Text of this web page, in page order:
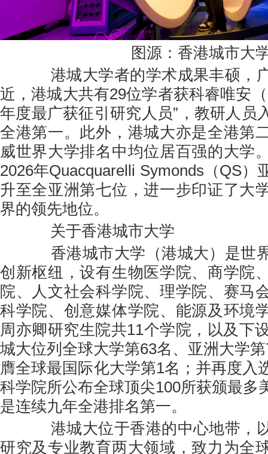
图源：香港城市大
港城大学者的学术成果丰硕，
近，港城大共有29位学者获科睿唯安
年度最广获征引研究人员”，教研人员
全港第一。此外，港城大亦是全港第
威世界大学排名中均位居百强的大学
2026年Quacquarelli Symonds（QS）
升至全亚洲第七位，进一步印证了大
界的领先地位。
关于香港城市大学
香港城市大学（港城大）是世
创新枢纽，设有生物医学院、商学院
院、人文社会科学院、理学院、赛马
科学院、创意媒体学院、能源及环境
周亦卿研究生院共11个学院，以及下
城大位列全球大学第63名、亚洲大学
膺全球最国际化大学第1名；并再度入
科学院所公布全球顶尖100所获颁最多
是连续九年全港排名第一。
港城大位于香港的中心地带，
研究及专业教育两大领域，致力为全